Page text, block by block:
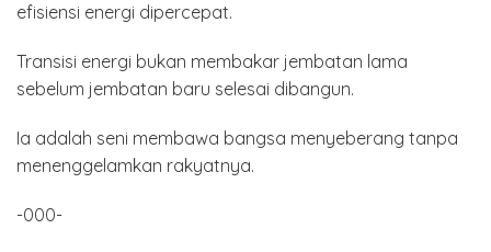
efisiensi energi dipercepat.
Transisi energi bukan membakar jembatan lama
sebelum jembatan baru selesai dibangun.
Ia adalah seni membawa bangsa menyeberang tanpa
menenggelamkan rakyatnya.
-000-